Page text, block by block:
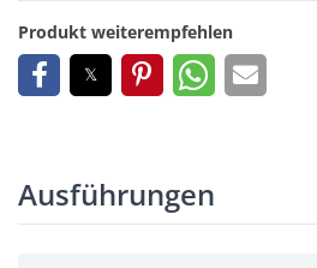
Produkt weiterempfehlen
Ausführungen